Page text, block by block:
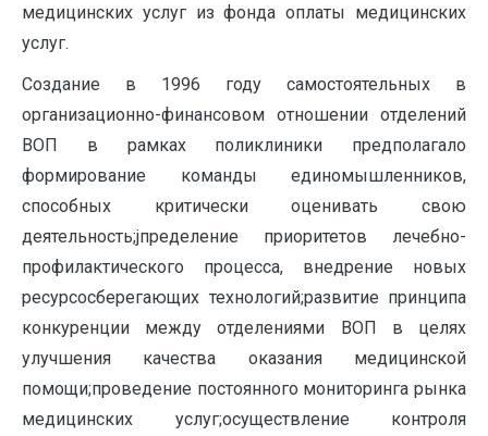
медицинских услуг из фонда оплаты медицинских
услуг.
Создание в 1996 году самостоятельных в
организационно-финансовом отношении отделений
ВОП в рамках поликлиники предполагало
формирование команды единомышленников,
способных критически оценивать свою
деятельность;jпределение приоритетов лечебно-
профилактического процесса, внедрение новых
ресурсосберегающих технологий;развитие принципа
конкуренции между отделениями ВОП в целях
улучшения качества оказания медицинской
помощи;проведение постоянного мониторинга рынка
медицинских услуг;осуществление контроля